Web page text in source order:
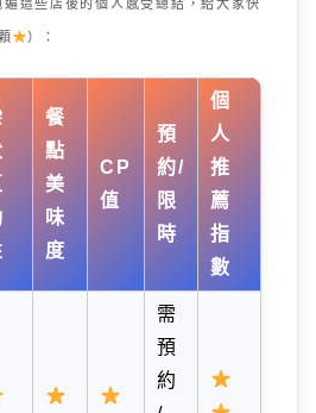
這些店後的個人感受總結，給大家快
）：
餐
點
美
味
度
CP
值
預
約/
限
時
個
人
推
薦
指
數
需
預
約